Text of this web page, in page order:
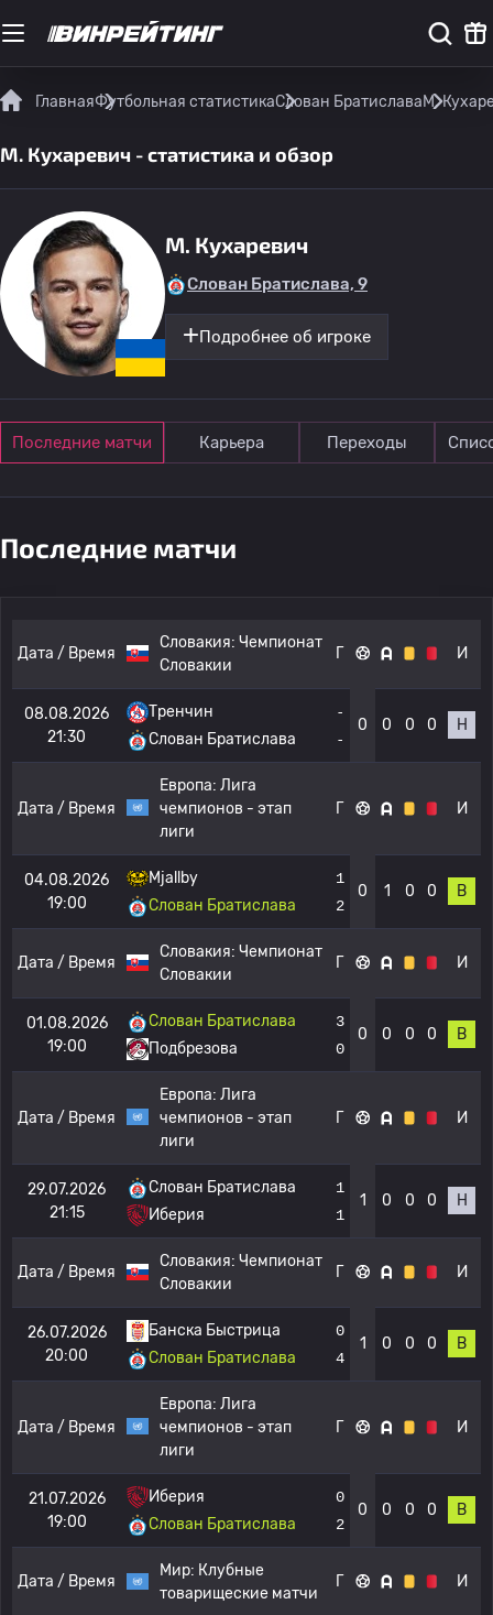
ГлавнаяФутбольная статистикаСлован БратиславаМ.
М. Кухаревич - статистика и обзор
М. Кухаревич
Слован Братислава, 9
Подробнее об игроке
Последние матчи Карьера Переходы
Последние матчи
Дата / Время
Словакия: Чемпионат
Словакии
Г И
08.08.2026
21:30
Тренчин
Слован Братислава
-
-
0 0 0 0 Н
Дата / Время
Европа: Лига
чемпионов - этап
лиги
Г И
04.08.2026
19:00
Mjallby
Слован Братислава
1
2
0 1 0 0 В
Дата / Время
Словакия: Чемпионат
Словакии
Г И
01.08.2026
19:00
Слован Братислава
Подбрезова
3
0
0 0 0 0 В
Дата / Время
Европа: Лига
чемпионов - этап
лиги
Г И
29.07.2026
21:15
Слован Братислава
Иберия
1
1
1 0 0 0 Н
Дата / Время
Словакия: Чемпионат
Словакии
Г И
26.07.2026
20:00
Банска Быстрица
Слован Братислава
0
4
1 0 0 0 В
Дата / Время
Европа: Лига
чемпионов - этап
лиги
Г И
21.07.2026
19:00
Иберия
Слован Братислава
0
2
0 0 0 0 В
Дата / Время
Мир: Клубные
товарищеские матчи
Г И